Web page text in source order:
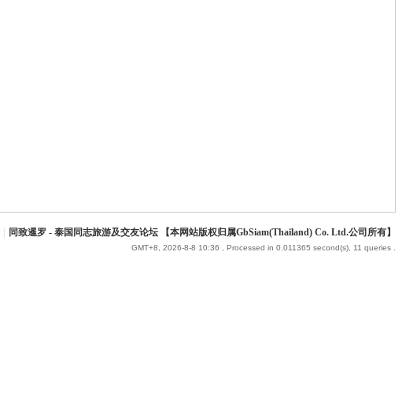
同致暹罗 - 泰国同志旅游及交友论坛 【本网站版权归属GbSiam(Thailand) Co. Ltd.公司所有】
GMT+8, 2026-8-8 10:36 , Processed in 0.011365 second(s), 11 queries .